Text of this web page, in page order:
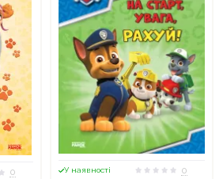
0
У наявності
0